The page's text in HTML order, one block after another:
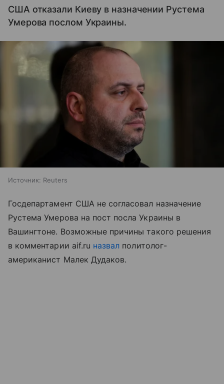
США отказали Киеву в назначении Рустема
Умерова послом Украины.
Источник: Reuters
Госдепартамент США не согласовал назначение
Рустема Умерова на пост посла Украины в
Вашингтоне. Возможные причины такого решения
в комментарии aif.ru назвал политолог-
американист Малек Дудаков.